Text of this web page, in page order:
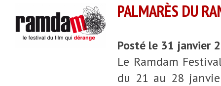
PALMARÈS DU
Posté le 31 janvier
Le Ramdam
du 21 au 28